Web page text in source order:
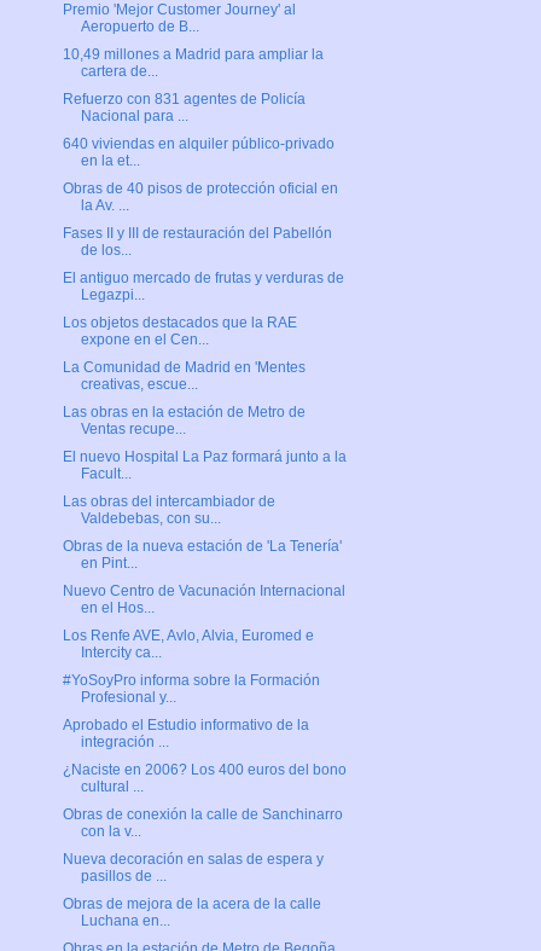
Premio 'Mejor Customer Journey' al
Aeropuerto de B...
10,49 millones a Madrid para ampliar la
cartera de...
Refuerzo con 831 agentes de Policía
Nacional para ...
640 viviendas en alquiler público-privado
en la et...
Obras de 40 pisos de protección oficial en
la Av. ...
Fases II y III de restauración del Pabellón
de los...
El antiguo mercado de frutas y verduras de
Legazpi...
Los objetos destacados que la RAE
expone en el Cen...
La Comunidad de Madrid en 'Mentes
creativas, escue...
Las obras en la estación de Metro de
Ventas recupe...
El nuevo Hospital La Paz formará junto a la
Facult...
Las obras del intercambiador de
Valdebebas, con su...
Obras de la nueva estación de 'La Tenería'
en Pint...
Nuevo Centro de Vacunación Internacional
en el Hos...
Los Renfe AVE, Avlo, Alvia, Euromed e
Intercity ca...
#YoSoyPro informa sobre la Formación
Profesional y...
Aprobado el Estudio informativo de la
integración ...
¿Naciste en 2006? Los 400 euros del bono
cultural ...
Obras de conexión la calle de Sanchinarro
con la v...
Nueva decoración en salas de espera y
pasillos de ...
Obras de mejora de la acera de la calle
Luchana en...